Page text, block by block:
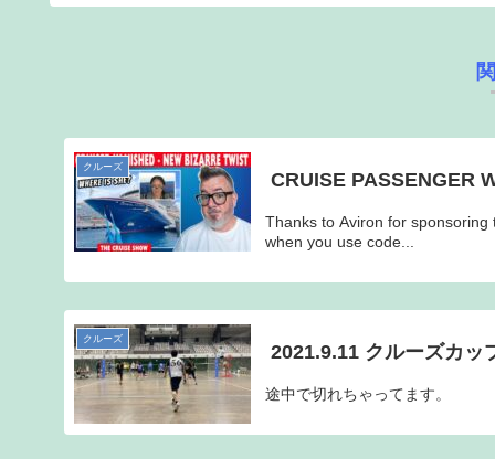
クルーズ
CRUISE PASSENGER
Thanks to Aviron for
when you use code...
クルーズ
途中で切れちゃってます。